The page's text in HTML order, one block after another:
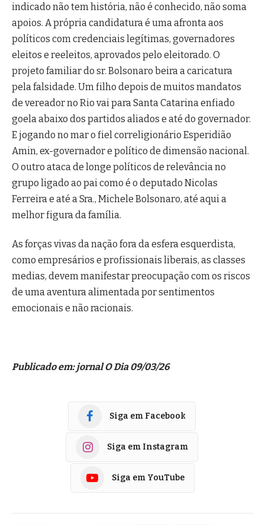
indicado não tem história, não é conhecido, não soma
apoios. A própria candidatura é uma afronta aos
políticos com credenciais legítimas, governadores
eleitos e reeleitos, aprovados pelo eleitorado. O
projeto familiar do sr. Bolsonaro beira a caricatura
pela falsidade. Um filho depois de muitos mandatos
de vereador no Rio vai para Santa Catarina enfiado
goela abaixo dos partidos aliados e até do governador.
E jogando no mar o fiel correligionário Esperidião
Amin, ex-governador e político de dimensão nacional.
O outro ataca de longe políticos de relevância no
grupo ligado ao pai como é o deputado Nicolas
Ferreira e até a Sra., Michele Bolsonaro, até aqui a
melhor figura da família.
As forças vivas da nação fora da esfera esquerdista,
como empresários e profissionais liberais, as classes
medias, devem manifestar preocupação com os riscos
de uma aventura alimentada por sentimentos
emocionais e não racionais.
Publicado em: jornal O Dia 09/03/26
Siga em Facebook
Siga em Instagram
Siga em YouTube